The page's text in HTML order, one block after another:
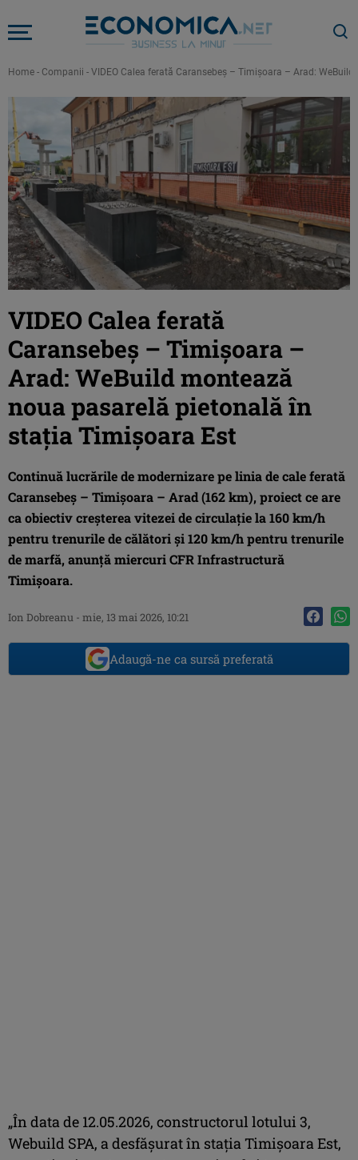
Home - Companii - VIDEO Calea ferată Caransebeș – Timișoara – Arad:
VIDEO Calea ferată
Caransebeș – Timișoara –
Arad: WeBuild montează
noua pasarelă pietonală în
stația Timișoara Est
Continuă lucrările de modernizare pe linia de cale ferată
Caransebeș – Timișoara – Arad (162 km), proiect ce are
ca obiectiv creșterea vitezei de circulație la 160 km/h
pentru trenurile de călători și 120 km/h pentru trenurile
de marfă, anunță miercuri CFR Infrastructură
Timișoara.
Ion Dobreanu - mie, 13 mai 2026, 10:21
Adaugă-ne ca sursă preferată
„În data de 12.05.2026, constructorul lotului 3,
Webuild SPA, a desfășurat în stația Timișoara Est,